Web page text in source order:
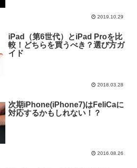
2019.10.29
iPad（第6世代）とiPad Proを比
較！どちらを買うべき？選び方ガ
イド
2018.03.28
次期iPhone(iPhone7)はFeliCaに
対応するかもしれない！？
2016.08.26